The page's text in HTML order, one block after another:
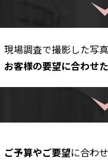
現場調査で撮影した写
お客様の要望に合わせ
ご予算やご要望に合わ